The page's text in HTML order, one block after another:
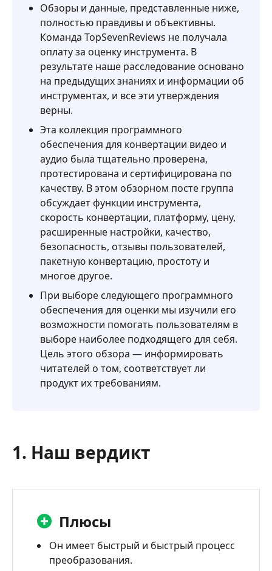
Ultimate
Review?
3.
AnyMP4
Video
Converter
Окончательный
обзор
4.
FAQ
5.
Лучшая
альтернатива
-
Aiseesoft
Video
Converter
Ultimate
Обзоры и данные, представленные ниже,
полностью правдивы и объективны.
Команда TopSevenReviews не получала
оплату за оценку инструмента. В
результате наше расследование основано
на предыдущих знаниях и информации об
инструментах, и все эти утверждения
верны.
Эта коллекция программного
обеспечения для конвертации видео и
аудио была тщательно проверена,
протестирована и сертифицирована по
качеству. В этом обзорном посте группа
обсуждает функции инструмента,
скорость конвертации, платформу, цену,
расширенные настройки, качество,
безопасность, отзывы пользователей,
пакетную конвертацию, простоту и
многое другое.
При выборе следующего программного
обеспечения для оценки мы изучили его
возможности помогать пользователям в
выборе наиболее подходящего для себя.
Цель этого обзора — информировать
читателей о том, соответствует ли
продукт их требованиям.
1. Наш вердикт
Плюсы
Он имеет быстрый и быстрый процесс
преобразования.